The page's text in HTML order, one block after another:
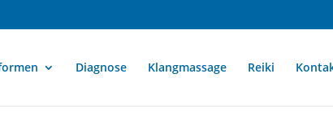
Diagnose Klangmassage Reiki